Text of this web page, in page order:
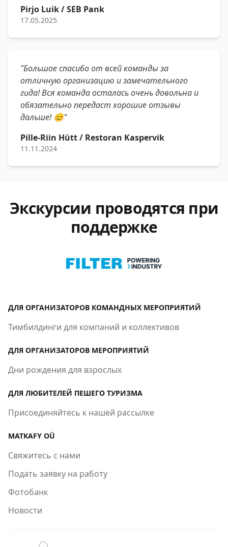
Pirjo Luik / SEB Pank
17.05.2025
"Большое спасибо от всей команды за
отличную организацию и замечательного
гида! Вся команда осталась очень довольна и
обязательно передаст хорошие отзывы
дальше! 😊"
Pille-Riin Hütt / Restoran Kaspervik
11.11.2024
Экскурсии проводятся при
поддержке
ДЛЯ ОРГАНИЗАТОРОВ КОМАНДНЫХ МЕРОПРИЯТИЙ
Тимбилдинги для компаний и коллективов
ДЛЯ ОРГАНИЗАТОРОВ МЕРОПРИЯТИЙ
Дни рождения для взрослых
ДЛЯ ЛЮБИТЕЛЕЙ ПЕШЕГО ТУРИЗМА
Присоединяйтесь к нашей рассылке
MATKAFY OÜ
Свяжитесь с нами
Подать заявку на работу
Фотобанк
Новости